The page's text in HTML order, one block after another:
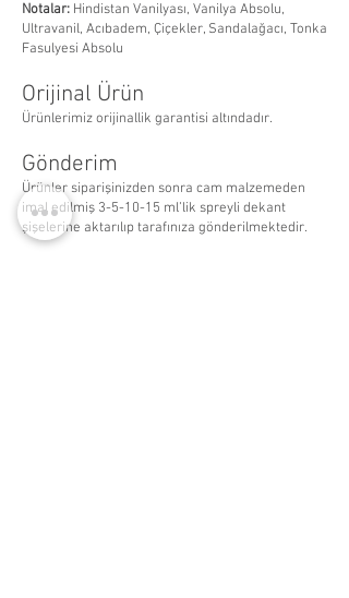
Notalar: Hindistan Vanilyası, Vanilya Absolu,
Ultravanil, Acıbadem, Çiçekler, Sandalağacı, Tonka
Fasulyesi Absolu
Orijinal Ürün
Ürünlerimiz orijinallik garantisi altındadır.
Gönderim
Ürünler siparişinizden sonra cam malzemeden
imal edilmiş 3-5-10-15 ml’lik spreyli dekant
şişelerine aktarılıp tarafınıza gönderilmektedir.